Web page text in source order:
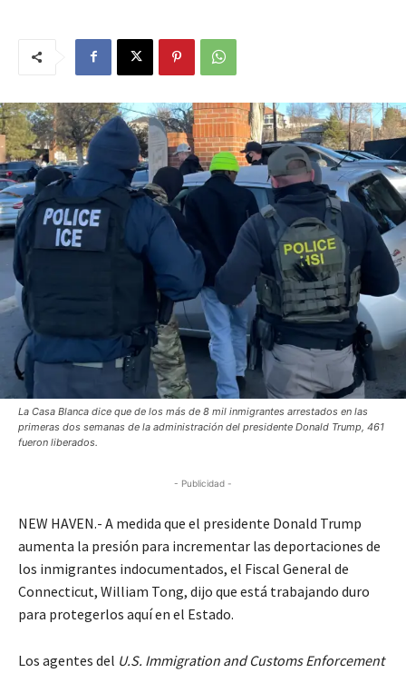
La Casa Blanca dice que de los más de 8 mil inmigrantes arrestados en las
primeras dos semanas de la administración del presidente Donald Trump, 461
fueron liberados.
- Publicidad -
NEW HAVEN.- A medida que el presidente Donald Trump
aumenta la presión para incrementar las deportaciones de
los inmigrantes indocumentados, el Fiscal General de
Connecticut, William Tong, dijo que está trabajando duro
para protegerlos aquí en el Estado.
Los agentes del U.S. Immigration and Customs Enforcement